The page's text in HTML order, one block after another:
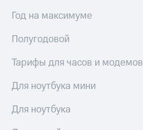
Год на максимуме
Полугодовой
Тарифы для часов и модемов
Для ноутбука мини
Для ноутбука